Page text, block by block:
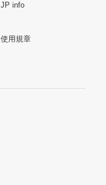
JP info
使用規章